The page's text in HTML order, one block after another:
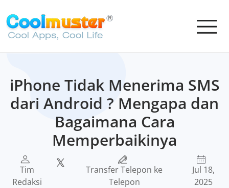
iPhone Tidak Menerima SMS
dari Android ? Mengapa dan
Bagaimana Cara
Memperbaikinya
Tim
Redaksi
Transfer Telepon ke
Telepon
Jul 18,
2025